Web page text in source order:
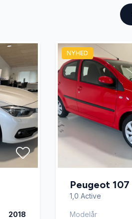
2018
NYHED
Peugeot 107
1,0 Active
Modelår